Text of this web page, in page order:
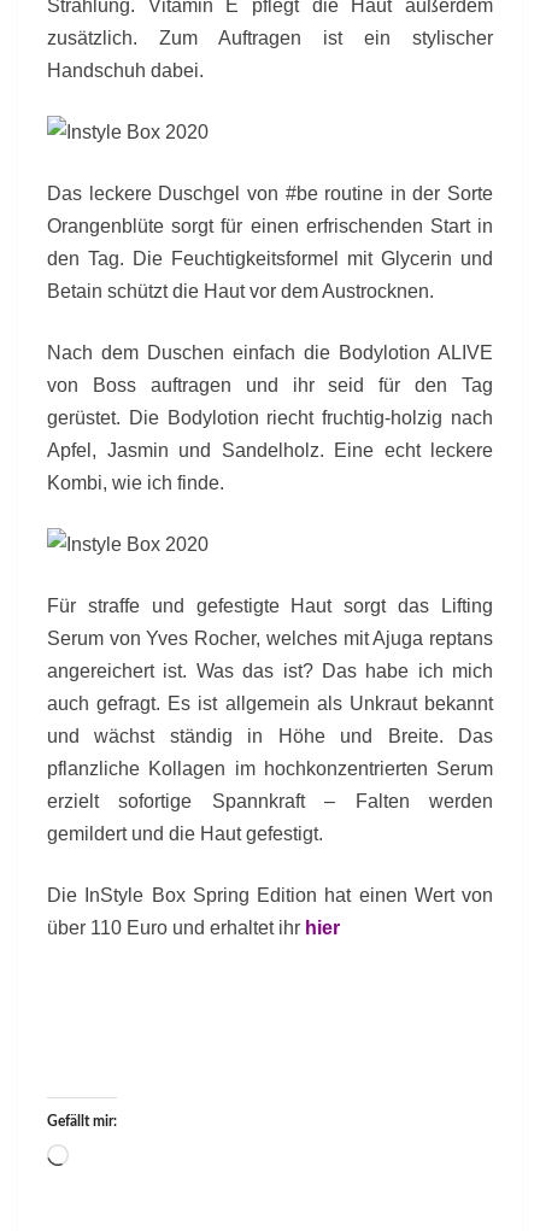
Strahlung. Vitamin E pflegt die Haut außerdem
zusätzlich. Zum Auftragen ist ein stylischer
Handschuh dabei.
Das leckere Duschgel von #be routine in der Sorte
Orangenblüte sorgt für einen erfrischenden Start in
den Tag. Die Feuchtigkeitsformel mit Glycerin und
Betain schützt die Haut vor dem Austrocknen.
Nach dem Duschen einfach die Bodylotion ALIVE
von Boss auftragen und ihr seid für den Tag
gerüstet. Die Bodylotion riecht fruchtig-holzig nach
Apfel, Jasmin und Sandelholz. Eine echt leckere
Kombi, wie ich finde.
Für straffe und gefestigte Haut sorgt das Lifting
Serum von Yves Rocher, welches mit Ajuga reptans
angereichert ist. Was das ist? Das habe ich mich
auch gefragt. Es ist allgemein als Unkraut bekannt
und wächst ständig in Höhe und Breite. Das
pflanzliche Kollagen im hochkonzentrierten Serum
erzielt sofortige Spannkraft – Falten werden
gemildert und die Haut gefestigt.
Die InStyle Box Spring Edition hat einen Wert von
über 110 Euro und erhaltet ihr hier
Gefällt mir:
Wird